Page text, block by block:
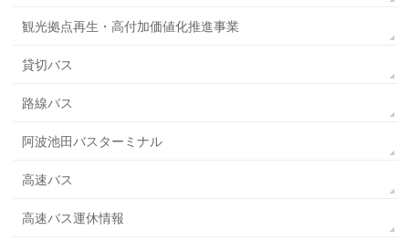
観光拠点再生・高付加価値化推進事業
貸切バス
路線バス
阿波池田バスターミナル
高速バス
高速バス運休情報